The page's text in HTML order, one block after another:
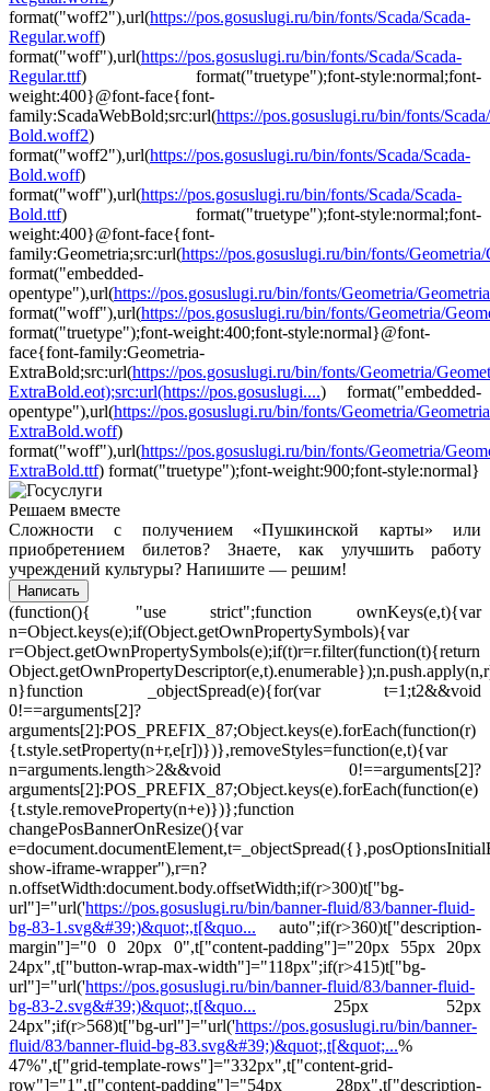
format("woff2"),url(https://pos.gosuslugi.ru/bin/fonts/Scada/Scada-
Regular.woff)
format("woff"),url(https://pos.gosuslugi.ru/bin/fonts/Scada/Scada-
Regular.ttf) format("truetype");font-style:normal;font-
weight:400}@font-face{font-
family:ScadaWebBold;src:url(https://pos.gosuslugi.ru/bin/fonts/
Bold.woff2)
format("woff2"),url(https://pos.gosuslugi.ru/bin/fonts/Scada/Scada-
Bold.woff)
format("woff"),url(https://pos.gosuslugi.ru/bin/fonts/Scada/Scada-
Bold.ttf) format("truetype");font-style:normal;font-
weight:400}@font-face{font-
family:Geometria;src:url(https://pos.gosuslugi.ru/bin/fonts/
format("embedded-
opentype"),url(https://pos.gosuslugi.ru/bin/fonts/Geometria/
format("woff"),url(https://pos.gosuslugi.ru/bin/fonts/Geometria/
format("truetype");font-weight:400;font-style:normal}@font-
face{font-family:Geometria-
ExtraBold;src:url(https://pos.gosuslugi.ru/bin/fonts/Geometria/
ExtraBold.eot);src:url(https://pos.gosuslugi....) format("embedded-
opentype"),url(https://pos.gosuslugi.ru/bin/fonts/Geometria/
ExtraBold.woff)
format("woff"),url(https://pos.gosuslugi.ru/bin/fonts/Geometria/
ExtraBold.ttf) format("truetype");font-weight:900;font-style:normal}
Решаем вместе
Сложности с получением «Пушкинской карты» или
приобретением билетов? Знаете, как улучшить работу
учреждений культуры? Напишите — решим!
Написать
(function(){ "use strict";function ownKeys(e,t){var
n=Object.keys(e);if(Object.getOwnPropertySymbols){var
r=Object.getOwnPropertySymbols(e);if(t)r=r.filter(function(t){return
n}function _objectSpread(e){for(var t=1;t2&&void
0!==arguments[2]?
arguments[2]:POS_PREFIX_87;Object.keys(e).forEach(function(r)
{t.style.setProperty(n+r,e[r])})},removeStyles=function(e,t){var
n=arguments.length>2&&void 0!==arguments[2]?
arguments[2]:POS_PREFIX_87;Object.keys(e).forEach(function(e)
{t.style.removeProperty(n+e)})};function
changePosBannerOnResize(){var
show-iframe-wrapper"),r=n?
n.offsetWidth:document.body.offsetWidth;if(r>300)t["bg-
url"]="url('https://pos.gosuslugi.ru/bin/banner-fluid/83/banner-fluid-
bg-83-1.svg&#39;)&quot;,t[&quo... auto";if(r>360)t["description-
margin"]="0 0 20px 0",t["content-padding"]="20px 55px 20px
24px",t["button-wrap-max-width"]="118px";if(r>415)t["bg-
url"]="url('https://pos.gosuslugi.ru/bin/banner-fluid/83/banner-fluid-
bg-83-2.svg&#39;)&quot;,t[&quo... 25px 52px
24px";if(r>568)t["bg-url"]="url('https://pos.gosuslugi.ru/bin/banner-
fluid/83/banner-fluid-bg-83.svg&#39;)&quot;,t[&quot;...%
47%",t["grid-template-rows"]="332px",t["content-grid-
row"]="1",t["content-padding"]="54px 28px",t["description-